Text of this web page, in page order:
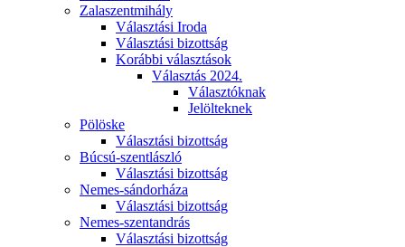
Zalaszentmihály
Választási Iroda
Választási bizottság
Korábbi választások
Választás 2024.
Választóknak
Jelölteknek
Pölöske
Választási bizottság
Búcsú-szentlászló
Választási bizottság
Nemes-sándorháza
Választási bizottság
Nemes-szentandrás
Választási bizottság